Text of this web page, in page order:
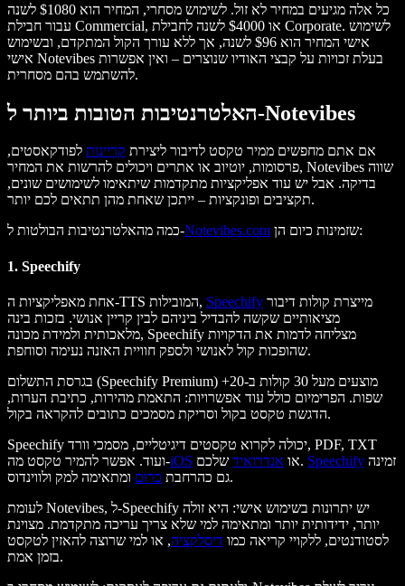
כל אלה מגיעים במחיר לא זול. לשימוש מסחרי, המחיר הוא $1080 לשנה
עבור חבילת Commercial, או $4000 לשנה לחבילת Corporate. לשימוש
אישי המחיר הוא $96 לשנה, אך ללא עורך הקול המתקדם, ובשימוש
אישי Notevibes בעלת זכויות על קבצי האודיו שנוצרים – ואין אפשרות
להשתמש בהם מסחרית.
האלטרנטיבות הטובות ביותר ל-Notevibes
אם אתם מחפשים ממיר טקסט לדיבור ליצירת קריינות לפודקאסטים,
פרסומות, יוטיוב או אתרים ויכולים להרשות את המחיר, Notevibes שווה
בדיקה. אבל יש עוד אפליקציות מתקדמות שיתאימו לשימושים שונים,
תקציבים ופונקציות – ייתכן שאחת מהן תתאים לכם יותר.
כמה מהאלטרנטיבות הבולטות ל-Notevibes.com שזמינות כיום הן:
1. Speechify
אחת מאפליקציות ה-TTS המובילות, Speechify
מציאותיים שקשה להבדיל ביניהם לבין קריין אנושי. בזכות בינה
מלאכותית ולמידת מכונה, Speechify מצליחה לדמות את הדקויות
שהופכות קול לאנושי ולספק חוויית האזנה נעימה וסוחפת.
בגרסת התשלום (Speechify Premium) מוצעים מעל 30 קולות ב-20+
שפות. הפרימיום כולל עוד אפשרויות: התאמת מהירות, כתיבת הערות,
הדגשת טקסט בקול וסריקת מסמכים כתובים להקראה בקול.
Speechify יכולה לקרוא טקסטים דיגיטליים, מסמכי וורד, PDF, TXT
ועוד. אפשר להמיר טקסט מה-iOS או אנדרואיד שלכם. Speechify
גם כהרחבת כרום
ומתאימה למק ולווינדוס.
לעומת Notevibes, ל-Speechify יש יתרונות בשימוש אישי: היא זולה
יותר, ידידותית יותר ומתאימה למי שלא צריך עריכה מתקדמת. מצוינת
לסטודנטים, ללקויי קריאה כמו דיסלקציה, או למי שרוצה להאזין לטקסט
בזמן אמת.